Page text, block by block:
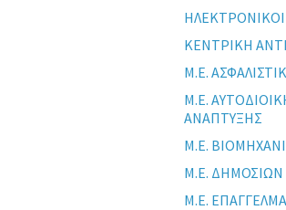
ΚΕΝΤΡΙΚΗ
Μ.Ε.
Μ.Ε.
ΑΝΑΠΤΥΞΗΣ
Μ.Ε.
Μ.Ε.
Μ.Ε.